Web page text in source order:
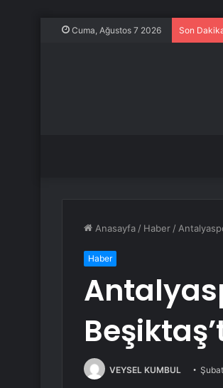
Cuma, Ağustos 7 2026 Son
Anasayfa / Haber /
Haber
VEYSEL KUMBUL